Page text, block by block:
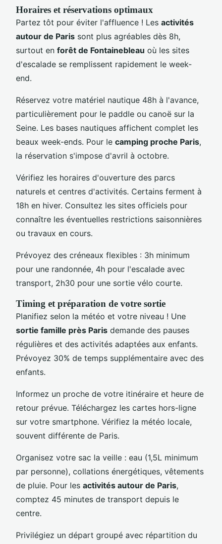
Horaires et réservations optimaux
Partez tôt pour éviter l'affluence ! Les activités
autour de Paris sont plus agréables dès 8h,
surtout en forêt de Fontainebleau où les sites
d'escalade se remplissent rapidement le week-
end.
Réservez votre matériel nautique 48h à l'avance,
particulièrement pour le paddle ou canoë sur la
Seine. Les bases nautiques affichent complet les
beaux week-ends. Pour le camping proche Paris,
la réservation s'impose d'avril à octobre.
Vérifiez les horaires d'ouverture des parcs
naturels et centres d'activités. Certains ferment à
18h en hiver. Consultez les sites officiels pour
connaître les éventuelles restrictions saisonnières
ou travaux en cours.
Prévoyez des créneaux flexibles : 3h minimum
pour une randonnée, 4h pour l'escalade avec
transport, 2h30 pour une sortie vélo courte.
Timing et préparation de votre sortie
Planifiez selon la météo et votre niveau ! Une
sortie famille près Paris demande des pauses
régulières et des activités adaptées aux enfants.
Prévoyez 30% de temps supplémentaire avec des
enfants.
Informez un proche de votre itinéraire et heure de
retour prévue. Téléchargez les cartes hors-ligne
sur votre smartphone. Vérifiez la météo locale,
souvent différente de Paris.
Organisez votre sac la veille : eau (1,5L minimum
par personne), collations énergétiques, vêtements
de pluie. Pour les activités autour de Paris,
comptez 45 minutes de transport depuis le
centre.
Privilégiez un départ groupé avec répartition du